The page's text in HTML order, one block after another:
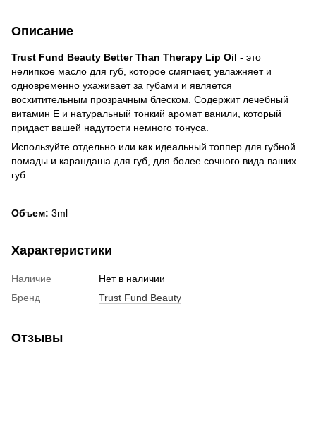
Описание
Trust Fund Beauty Better Than Therapy Lip Oil - это
нелипкое масло для губ, которое смягчает, увлажняет и
одновременно ухаживает за губами и является
восхитительным прозрачным блеском. Содержит лечебный
витамин Е и натуральный тонкий аромат ванили, который
придаст вашей надутости немного тонуса.
Используйте отдельно или как идеальный топпер для губной
помады и карандаша для губ, для более сочного вида ваших
губ.
Объем: 3ml
Характеристики
Наличие
Нет в наличии
Бренд
Trust Fund Beauty
Отзывы